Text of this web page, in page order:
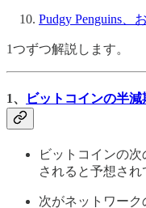
Pudgy Penguins、
1つずつ解説します。
1、 ビットコインの半
ビットコインの
されると予想され
次がネットワーク